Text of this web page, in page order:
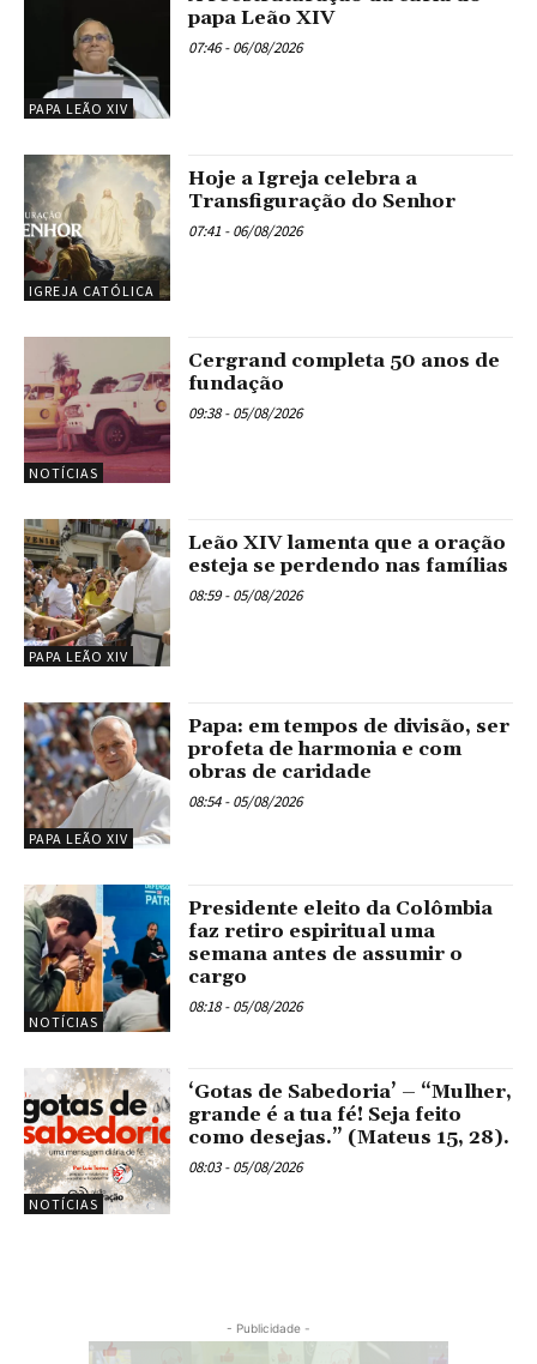
PAPA LEÃO XIV
papa Leão XIV
07:46 - 06/08/2026
IGREJA CATÓLICA
Hoje a Igreja celebra a
Transfiguração do Senhor
07:41 - 06/08/2026
NOTÍCIAS
Cergrand completa 50 anos de
fundação
09:38 - 05/08/2026
PAPA LEÃO XIV
Leão XIV lamenta que a oração
esteja se perdendo nas famílias
08:59 - 05/08/2026
PAPA LEÃO XIV
Papa: em tempos de divisão, ser
profeta de harmonia e com
obras de caridade
08:54 - 05/08/2026
NOTÍCIAS
Presidente eleito da Colômbia
faz retiro espiritual uma
semana antes de assumir o
cargo
08:18 - 05/08/2026
NOTÍCIAS
‘Gotas de Sabedoria’ – “Mulher,
grande é a tua fé! Seja feito
como desejas.” (Mateus 15, 28).
08:03 - 05/08/2026
- Publicidade -